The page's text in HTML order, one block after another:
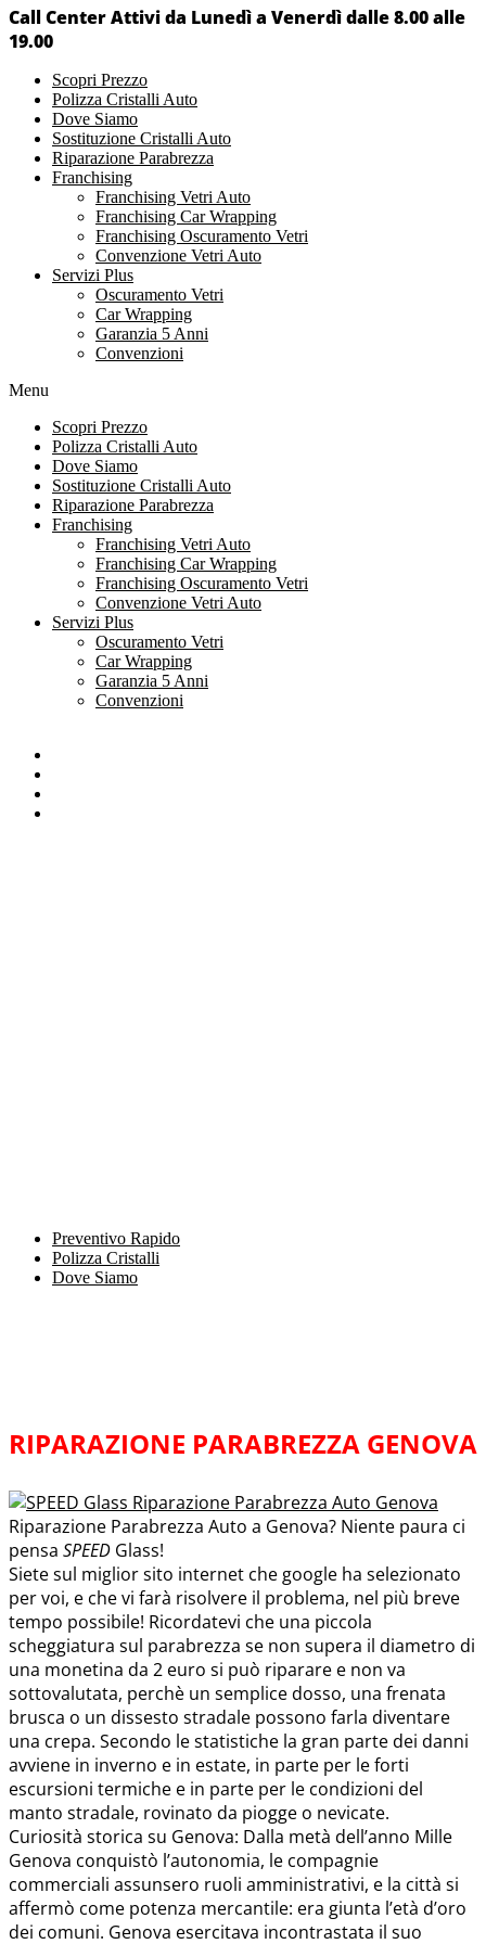
Call Center Attivi da Lunedì a Venerdì dalle 8.00 alle
19.00
Scopri Prezzo
Polizza Cristalli Auto
Dove Siamo
Sostituzione Cristalli Auto
Riparazione Parabrezza
Franchising
Franchising Vetri Auto
Franchising Car Wrapping
Franchising Oscuramento Vetri
Convenzione Vetri Auto
Servizi Plus
Oscuramento Vetri
Car Wrapping
Garanzia 5 Anni
Convenzioni
Menu
Scopri Prezzo
Polizza Cristalli Auto
Dove Siamo
Sostituzione Cristalli Auto
Riparazione Parabrezza
Franchising
Franchising Vetri Auto
Franchising Car Wrapping
Franchising Oscuramento Vetri
Convenzione Vetri Auto
Servizi Plus
Oscuramento Vetri
Car Wrapping
Garanzia 5 Anni
Convenzioni
Preventivo Rapido
Polizza Cristalli
Dove Siamo
RIPARAZIONE PARABREZZA GENOVA
Riparazione Parabrezza Auto a Genova? Niente paura ci
pensa SPEED Glass!
Siete sul miglior sito internet che google ha selezionato
per voi, e che vi farà risolvere il problema, nel più breve
tempo possibile! Ricordatevi che una piccola
scheggiatura sul parabrezza se non supera il diametro di
una monetina da 2 euro si può riparare e non va
sottovalutata, perchè un semplice dosso, una frenata
brusca o un dissesto stradale possono farla diventare
una crepa. Secondo le statistiche la gran parte dei danni
avviene in inverno e in estate, in parte per le forti
escursioni termiche e in parte per le condizioni del
manto stradale, rovinato da piogge o nevicate.
Curiosità storica su Genova: Dalla metà dell’anno Mille
Genova conquistò l’autonomia, le compagnie
commerciali assunsero ruoli amministrativi, e la città si
affermò come potenza mercantile: era giunta l’età d’oro
dei comuni. Genova esercitava incontrastata il suo